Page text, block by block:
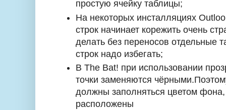
простую ячейку таблицы;
На некоторых инсталляциях
строк начинает корежить очень
делать без переносов отдельные
строк надо избегать;
В The Bat! при использовании
точки заменяются
должны заполняться цветом
расположены